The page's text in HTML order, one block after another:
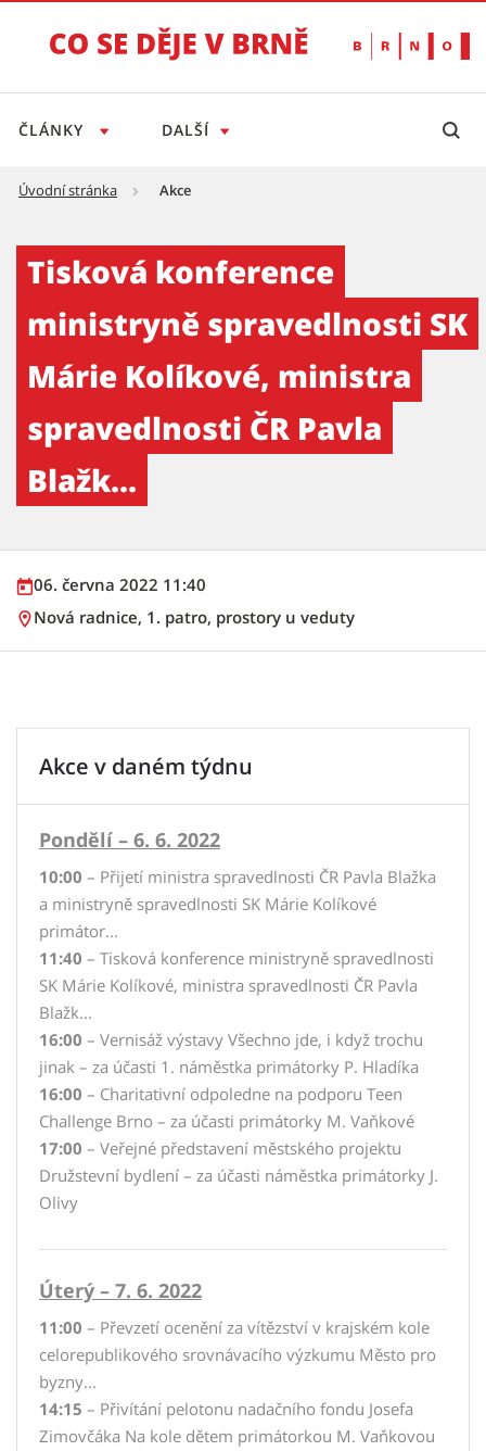
ČLÁNKY DALŠÍ
Úvodní stránka Akce
Tisková konference
ministryně spravedlnosti SK
Márie Kolíkové, ministra
spravedlnosti ČR Pavla
Blažk...
06. června 2022 11:40
Nová radnice, 1. patro, prostory u veduty
Akce v daném týdnu
Pondělí – 6. 6. 2022
10:00 – Přijetí ministra spravedlnosti ČR Pavla Blažka
a ministryně spravedlnosti SK Márie Kolíkové
primátor...
11:40 – Tisková konference ministryně spravedlnosti
SK Márie Kolíkové, ministra spravedlnosti ČR Pavla
Blažk...
16:00 – Vernisáž výstavy Všechno jde, i když trochu
jinak – za účasti 1. náměstka primátorky P. Hladíka
16:00 – Charitativní odpoledne na podporu Teen
Challenge Brno – za účasti primátorky M. Vaňkové
17:00 – Veřejné představení městského projektu
Družstevní bydlení – za účasti náměstka primátorky J.
Olivy
Úterý – 7. 6. 2022
11:00 – Převzetí ocenění za vítězství v krajském kole
celorepublikového srovnávacího výzkumu Město pro
byzny...
14:15 – Přivítání pelotonu nadačního fondu Josefa
Zimovčáka Na kole dětem primátorkou M. Vaňkovou